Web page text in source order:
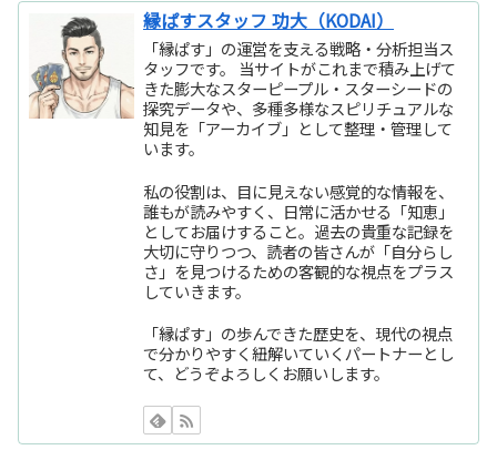
縁ぱすスタッフ 功大（KODAI）
「縁ぱす」の運営を支える戦略・分析担当ス
タッフです。 当サイトがこれまで積み上げて
きた膨大なスターピープル・スターシードの
探究データや、多種多様なスピリチュアルな
知見を「アーカイブ」として整理・管理して
います。
私の役割は、目に見えない感覚的な情報を、
誰もが読みやすく、日常に活かせる「知恵」
としてお届けすること。過去の貴重な記録を
大切に守りつつ、読者の皆さんが「自分らし
さ」を見つけるための客観的な視点をプラス
していきます。
「縁ぱす」の歩んできた歴史を、現代の視点
で分かりやすく紐解いていくパートナーとし
て、どうぞよろしくお願いします。